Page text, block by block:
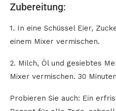
Zubereitung:
1. In eine Schüssel Eier,
einem Mixer vermischen.
2. Milch, Öl und gesiebtes
Mixer vermischen. 30
Probieren Sie auch: Ein